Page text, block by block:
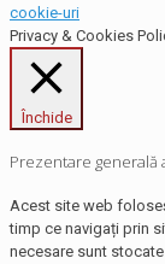
cookie-uri
Privacy & Cookies
Închide
Prezentare generală
Acest site web
timp ce navigați prin
necesare sunt